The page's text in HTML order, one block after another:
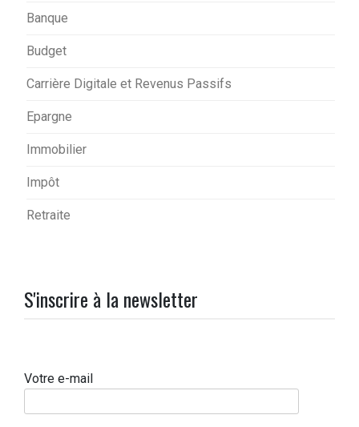
Banque
Budget
Carrière Digitale et Revenus Passifs
Epargne
Immobilier
Impôt
Retraite
S'inscrire à la newsletter
Votre e-mail